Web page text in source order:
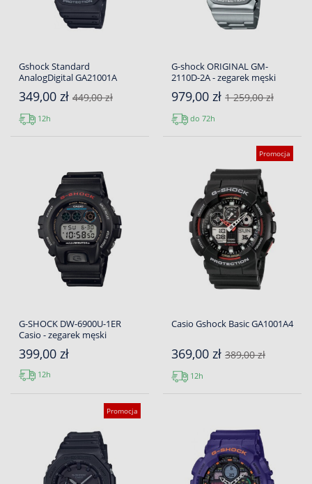
Gshock Standard
AnalogDigital GA21001A
349,00 zł 449,00 zł
12h
G-shock ORIGINAL GM-
2110D-2A - zegarek męski
979,00 zł 1 259,00 zł
do 72h
G-SHOCK DW-6900U-1ER
Casio - zegarek męski
399,00 zł
12h
Promocja
Casio Gshock Basic GA1001A4
369,00 zł 389,00 zł
12h
Promocja